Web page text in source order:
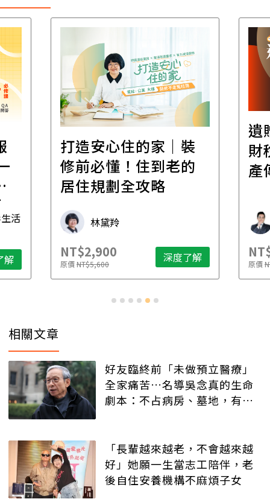
活
解
打造安心住的家｜裝
修前必懂！住到老的
居住規劃全攻略
林黛羚
NT$2,900
原價NT$5,600 深度了解
遺
財
產
原價
相關文章
好友臨終前「未做預立醫療」
全家痛苦…名導吳念真的生命
劇本：不占病房、墓地，有人
「長輩越來越老，不會越來越
好」她願一生當志工陪伴，老
後自住安養機構不麻煩子女